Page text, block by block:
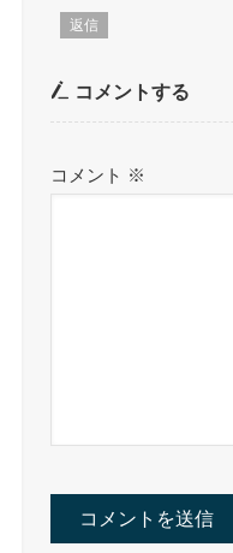
返信
コメントする
コメント ※